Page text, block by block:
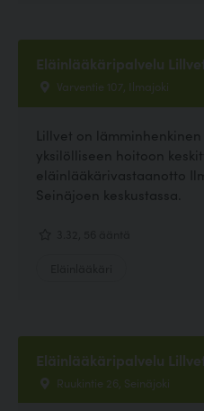
Eläinlääkäripalvelu
Varventie 107, Ilmajoki
Lillvet on
yksilölliseen hoitoon
eläinlääkärivastaanotto
Seinäjoen keskustassa.
Eläinlääkäripalvelu
Ruukintie 26, Seinäjoki